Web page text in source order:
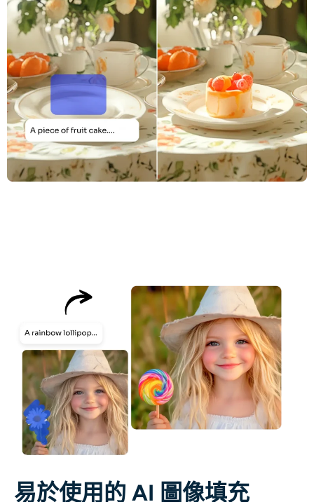
AI擁抱生成器
AI舞蹈生成器
支援的人工智慧模型
Seedance 2.5 Seedance 2.0 Kling 2.6 Motion Control
Veo 3.1 Sora 2.0 Kling 2.6 Pro Kling 2.1 Master
Hailuo 2.3 Wan 2.5
支援的人工智慧模型
Seedream 5.0 專業版 Nano Banana Pro Seedream 4.5
納米香蕉 通量 Kontext
照片增強器
物件移除器
浮水印去除器
背景去除劑
AI背景
AI 風格圖片生成器
肖像工具
髮型更換器
換衣服
易於使用的 AI 圖像填充